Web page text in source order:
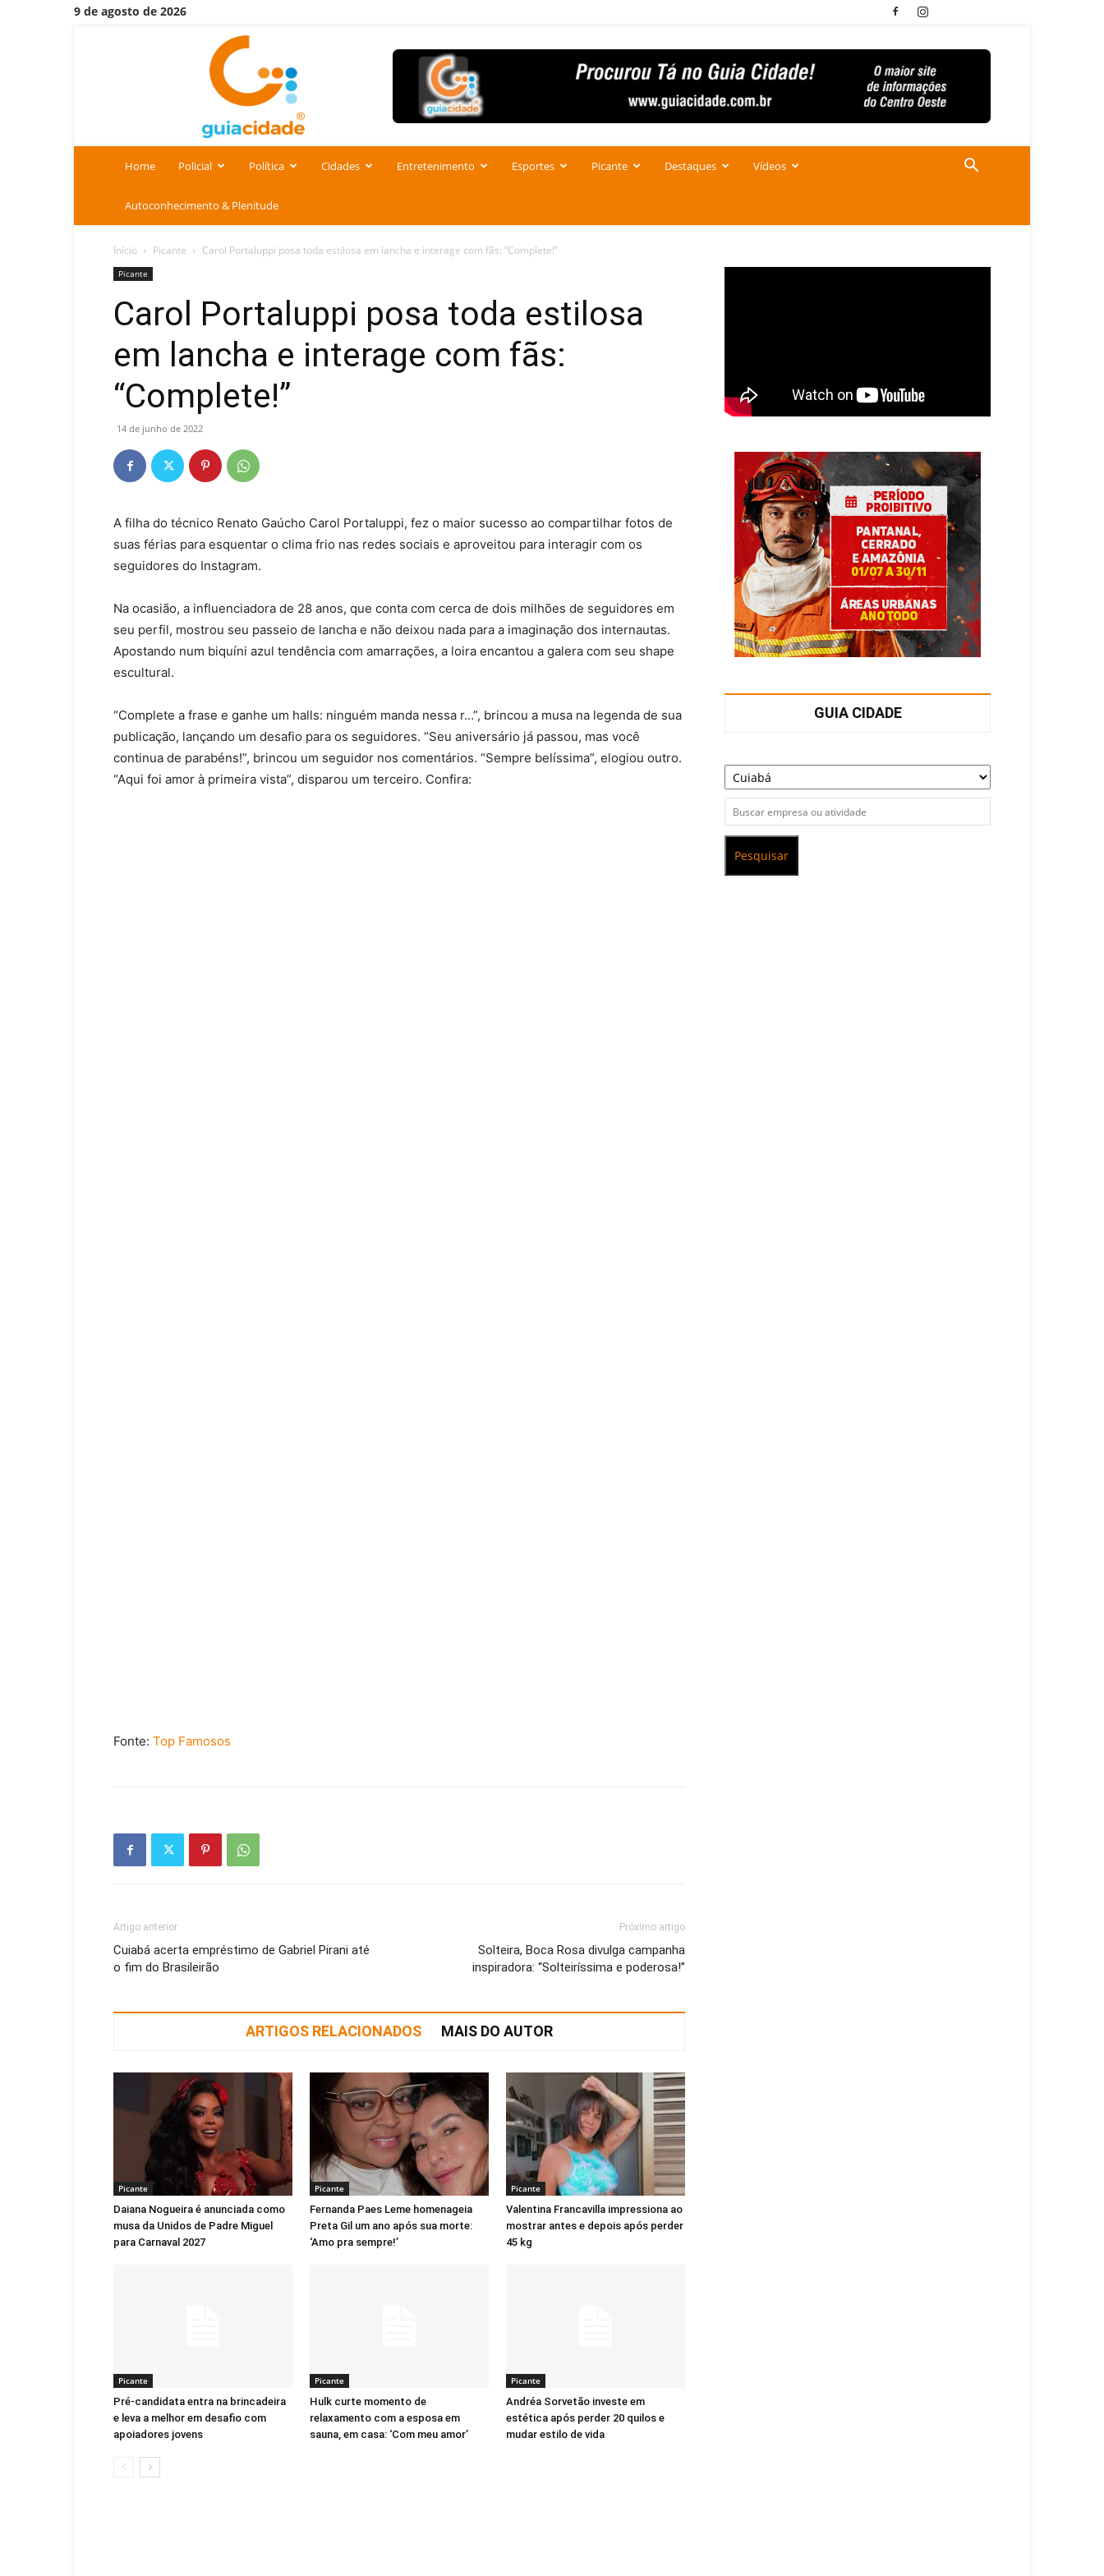
9 de agosto de 2026
Home Policial Política Cidades Entretenimento Esportes Picante Destaques Vídeos
Autoconhecimento & Plenitude
Início Picante Carol Portaluppi posa toda estilosa em lancha e interage com fãs: “Complete!”
Picante
Carol Portaluppi posa toda estilosa
em lancha e interage com fãs:
“Complete!”
14 de junho de 2022
A filha do técnico Renato Gaúcho Carol Portaluppi, fez o maior sucesso ao compartilhar fotos de
suas férias para esquentar o clima frio nas redes sociais e aproveitou para interagir com os
seguidores do Instagram.
Na ocasião, a influenciadora de 28 anos, que conta com cerca de dois milhões de seguidores em
seu perfil, mostrou seu passeio de lancha e não deixou nada para a imaginação dos internautas.
Apostando num biquíni azul tendência com amarrações, a loira encantou a galera com seu shape
escultural.
“Complete a frase e ganhe um halls: ninguém manda nessa r…”, brincou a musa na legenda de sua
publicação, lançando um desafio para os seguidores. “Seu aniversário já passou, mas você
continua de parabéns!”, brincou um seguidor nos comentários. “Sempre belíssima”, elogiou outro.
“Aqui foi amor à primeira vista”, disparou um terceiro. Confira:
Fonte: Top Famosos
Artigo anterior
Cuiabá acerta empréstimo de Gabriel Pirani até
o fim do Brasileirão
Próximo artigo
Solteira, Boca Rosa divulga campanha
inspiradora: “Solteiríssima e poderosa!”
ARTIGOS RELACIONADOS MAIS DO AUTOR
Picante
Daiana Nogueira é anunciada como
musa da Unidos de Padre Miguel
para Carnaval 2027
Picante
Fernanda Paes Leme homenageia
Preta Gil um ano após sua morte:
‘Amo pra sempre!’
Picante
Valentina Francavilla impressiona ao
mostrar antes e depois após perder
45 kg
Picante
Pré-candidata entra na brincadeira
e leva a melhor em desafio com
apoiadores jovens
Picante
Hulk curte momento de
relaxamento com a esposa em
sauna, em casa: ‘Com meu amor’
Picante
Andréa Sorvetão investe em
estética após perder 20 quilos e
mudar estilo de vida
GUIA CIDADE
Pesquisar